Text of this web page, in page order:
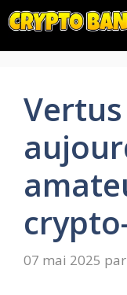
Aller
au
contenu
07 mai 2025 par